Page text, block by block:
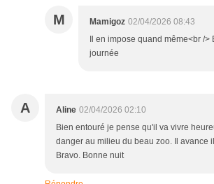
M Mamigoz 02/04/2026 08:43
Il en impose quand même<br /
journée
A Aline 02/04/2026 02:10
Bien entouré je pense qu'il va vivre
danger au milieu du beau zoo. Il avance
Bravo. Bonne nuit